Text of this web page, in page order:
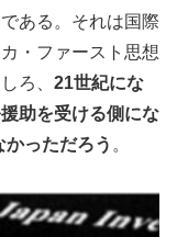
ある。それは国際
・ファースト思想
ろ、 21世紀にな
助を受ける側にな
っただろう 。